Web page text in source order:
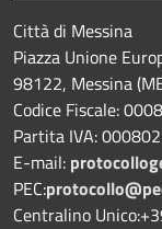
Città di Messina
Piazza Unione
98122, Messina
Codice Fiscale:
Partita IVA:
E-mail:
PEC:
Centralino